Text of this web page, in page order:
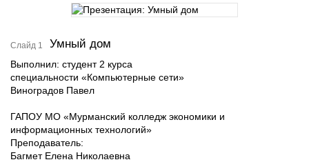
Слайд 1 Умный дом
Выполнил: студент 2 курса
специальности «Компьютерные сети»
Виноградов Павел
ГАПОУ МО «Мурманский колледж экономики и
информационных технологий»
Преподаватель:
Багмет Елена Николаевна